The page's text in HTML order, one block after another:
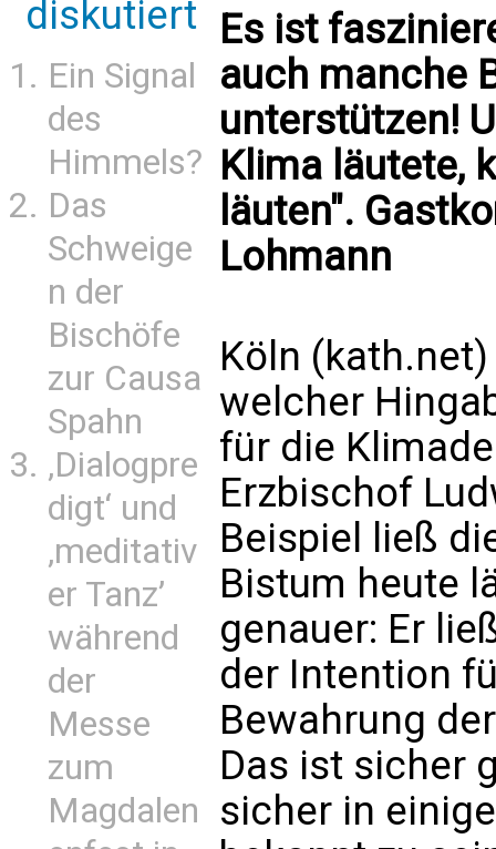
diskutiert
Ein Signal
des
Himmels?
Das
Schweige
n der
Bischöfe
zur Causa
Spahn
‚Dialogpre
digt‘ und
‚meditativ
er Tanz’
während
der
Messe
zum
Magdalen
Es ist
auch manche
unterstützen!
Klima läutete,
läuten".
Lohmann
Köln
welcher
für die
Erzbischof
Beispiel ließ
Bistum heute
genauer: Er
der Intention
Bewahrung
Das ist sicher
sicher in